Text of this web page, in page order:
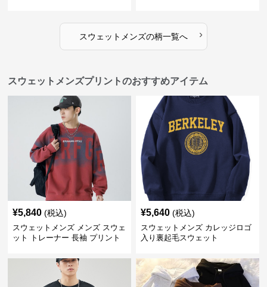
スウェットメンズの柄一覧へ ›
スウェットメンズプリントのおすすめアイテム
¥5,840 (税込)
スウェットメンズ メンズ スウェ
ット トレーナー 長袖 プリント
¥5,640 (税込)
スウェットメンズ カレッジロゴ
入り裏起毛スウェット